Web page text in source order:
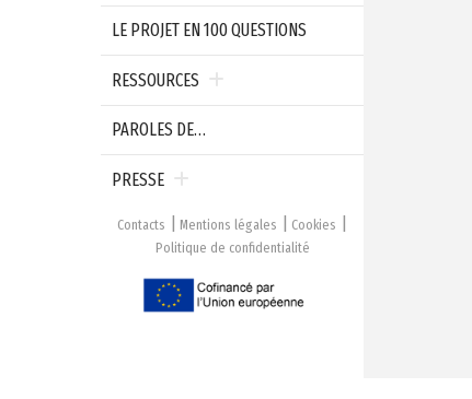
LE PROJET EN 100 QUESTIONS
RESSOURCES
PAROLES DE…
PRESSE
Contacts Mentions légales
Cookies
Politique de confidentialité